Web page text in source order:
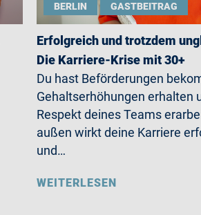
BERLIN GASTBEITRAG
Erfolgreich und trotzdem
Die Karriere-Krise mit 30+
Du hast Beförderungen
Gehaltserhöhungen erhalten
Respekt deines Teams
außen wirkt deine Karriere
und…
WEITERLESEN